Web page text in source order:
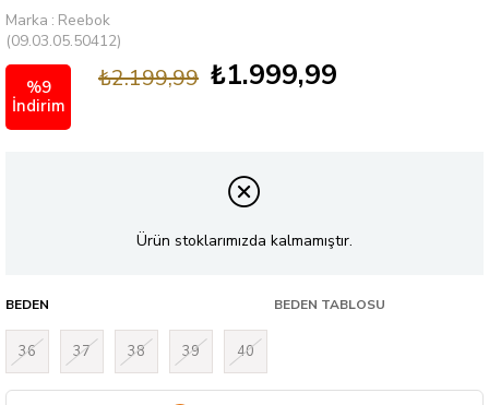
Marka : Reebok
(09.03.05.50412)
%9
İndirim
₺2.199,99 ₺1.999,99
Ürün stoklarımızda kalmamıştır.
BEDEN BEDEN TABLOSU
36 37 38 39 40